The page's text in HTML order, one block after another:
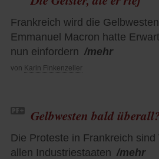
Frankreich wird die
Emmanuel Macron hatte
nun einfordern /mehr
von Karin Finkenzeller
Gelbwesten bald
Die Proteste in Frankreich
allen Industriestaaten /mehr